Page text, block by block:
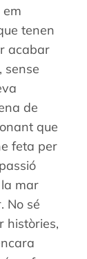
tenen
acabar
sense
de
que
feta per
mar
No sé
històries,